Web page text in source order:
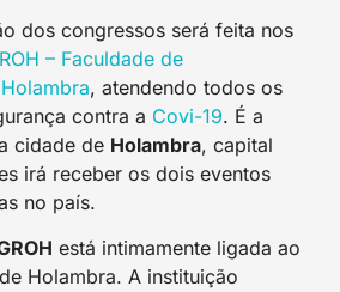
dos congressos será feita nos
– Faculdade de
, atendendo todos os
contra a Covi-19. É a
cidade de Holambra, capital
irá receber os dois eventos
no país.
está intimamente ligada ao
Holambra. A instituição